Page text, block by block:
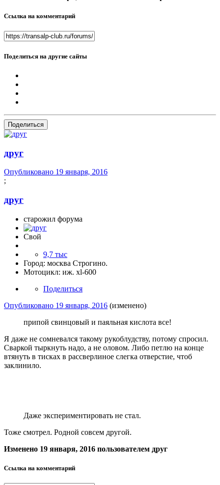
Ссылка на комментарий
Поделиться на другие сайты
Поделиться
друг
Опубликовано 19 января, 2016
;
друг
старожил форума
Свой
9,7 тыс
Город: москва Строгино.
Мотоцикл: иж. xl-600
Поделиться
Опубликовано 19 января, 2016 (изменено)
припой свинцовый и паяльная кислота все!
Я даже не сомневался такому рукоблудству, потому спросил.
Сваркой тыркнуть надо, а не оловом. Либо петлю на конце
втянуть в тисках в рассверлиное слегка отверстие, чтоб
заклинило.
Даже экспериментировать не стал.
Тоже смотрел. Родной совсем другой.
Изменено 19 января, 2016 пользователем друг
Ссылка на комментарий